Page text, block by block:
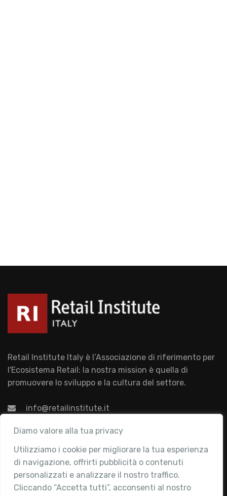
Diamo valore alla tua privacy
Utilizziamo i cookie per migliorare la tua esperienza
di navigazione, offrirti pubblicità o contenuti
personalizzati e analizzare il nostro traffico.
Cliccando “Accetta tutti”, acconsenti al nostro
Retail Institute Italy è l’Associazione di riferimento per
l'Ecosistema Retail: la nostra mission è quella di
promuovere lo sviluppo e la cultura del settore.
info@retailinstitute.it
Associazione
Chi siamo
Attività
Contatti